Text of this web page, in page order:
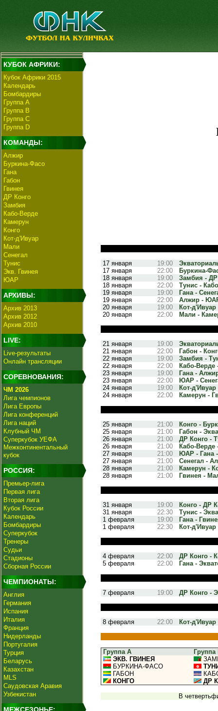
КУБОК АФРИКИ:
Кубок Африки 2015
Календарь
Бомбардиры
Группа А
Группа В
Группа C
Группа D
КОМАНДЫ:
Алжир
Буркина-Фасо
Гана
Габон
Гвинея
ДР Конго
Замбия
Кабо-Верде
Камерун
Конго
Кот-д'Ивуар
Мали
Сенегал
Тунис
Экв. Гвинея
ЮАР
АРХИВЫ:
Архив 2013
Архив 2012
Архив 2010
LIVE:
Live-результаты
Онлайн трансляции
СОРЕВНОВАНИЯ:
ЧМ 2026
Лига чемпионов
Лига Европы
Лига конференций
Лига наций
Клубный ЧМ
Суперкубок УЕФА
Межконтинентальный
кубок
РОССИЯ:
Премьер-лига
Первая лига
Вторая лига
Кубок России
Календарь
Бомбардиры
Суперкубок
Тренеры
Судьи
Стадионы
Сборная России
ЧЕМПИОНАТЫ:
Англия
Германия
Испания
Италия
Франция
Нидерланды
Португалия
Турция
Беларусь
Казахстан
MLS
Саудовская Аравия
Узбекистан
17 января 19:00
17 января
22:00
Буркина-
18 января
19:00
Замбия - ДР
18 января
22:00
Тунис -
19 января
19:00
Гана -
19 января
22:00
Алжир -
20 января
19:00
Кот-
20 января
22:00 Мали -
21 января 19:00
21 января
22:00
Габон -
22 января
19:00
Замбия -
22 января
22:00
Кабо-Верде
23 января
19:00
Гана -
23 января
22:00
ЮАР -
24 января
19:00
Кот-
24 января
22:00 Камерун -
25 января 21:00
Конго -
25 января
21:00
Габон -
26 января
21:00
ДР Конго -
26 января
21:00
Кабо-Верде
27 января
21:00
ЮАР - Гана
27 января
21:00
Сенегал -
28 января
21:00
Камерун -
28 января
21:00 Гвинея -
31 января 19:00
Конго - ДР
31 января
22:30
Тунис -
1 февраля
19:00
Гана -
1 февраля
22:30 Кот-
4 февраля 22:00
ДР Конго -
5 февраля
22:00 Гана -
7 февраля 19:00 ДР Конго -
8 февраля 22:00 Кот-д'Ивуар
Группа A
Группа
ЭКВ. ГВИНЕЯ
БУРКИНА-ФАСО
ГАБОН
КОНГО
ДР
В